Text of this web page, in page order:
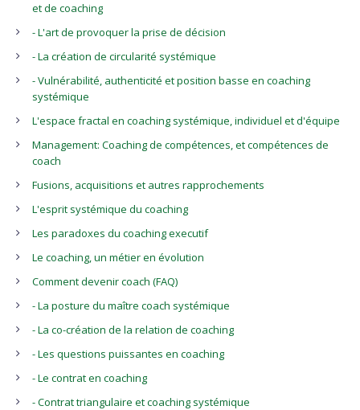
et de coaching
- L'art de provoquer la prise de décision
- La création de circularité systémique
- Vulnérabilité, authenticité et position basse en coaching
systémique
L'espace fractal en coaching systémique, individuel et d'équipe
Management: Coaching de compétences, et compétences de
coach
Fusions, acquisitions et autres rapprochements
L'esprit systémique du coaching
Les paradoxes du coaching executif
Le coaching, un métier en évolution
Comment devenir coach (FAQ)
- La posture du maître coach systémique
- La co-création de la relation de coaching
- Les questions puissantes en coaching
- Le contrat en coaching
- Contrat triangulaire et coaching systémique